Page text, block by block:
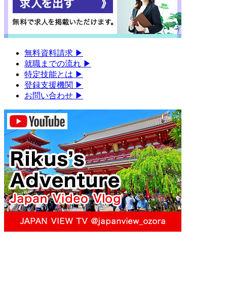
無料資料請求 ▶︎
就職までの流れ ▶︎
特定技能とは ▶︎
登録支援機関 ▶︎
お問い合わせ ▶︎